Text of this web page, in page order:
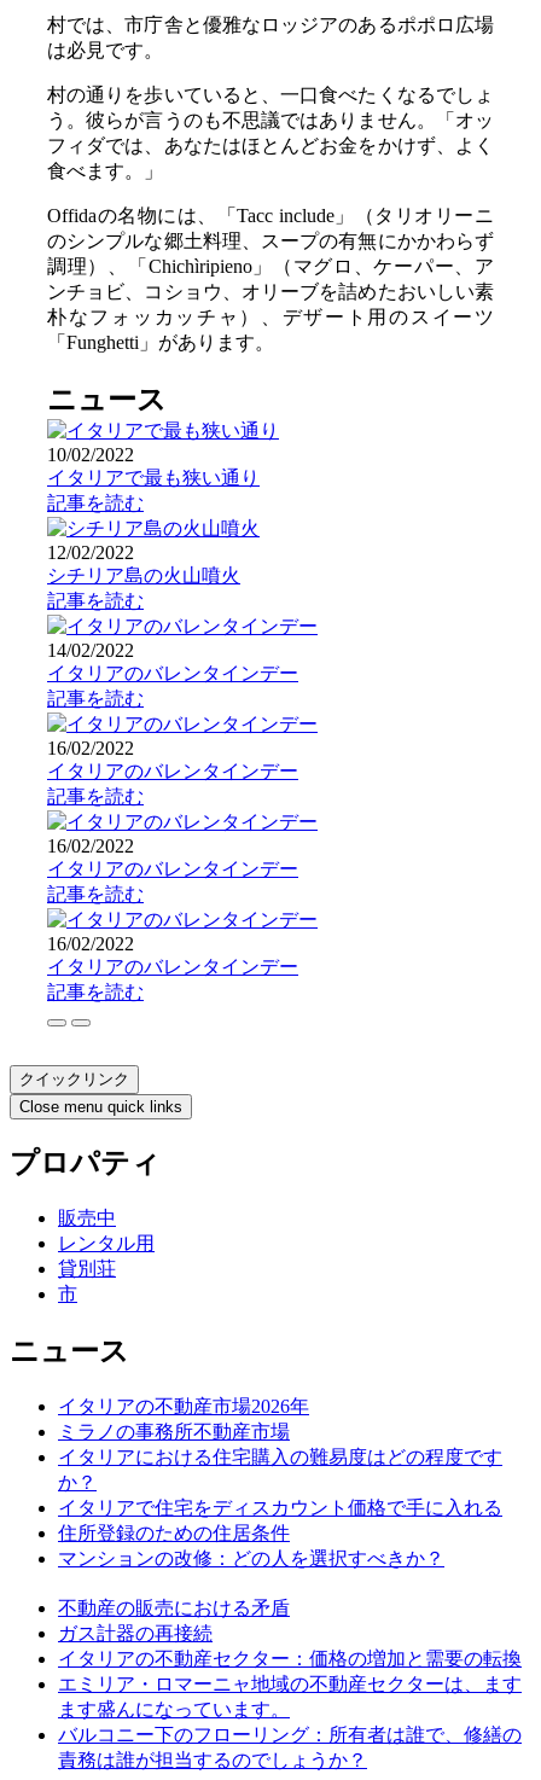
村では、市庁舎と優雅なロッジアのあるポポロ広場
は必見です。
村の通りを歩いていると、一口食べたくなるでしょ
う。彼らが言うのも不思議ではありません。「オッ
フィダでは、あなたはほとんどお金をかけず、よく
食べます。」
Offidaの名物には、「Tacc include」（タリオリーニ
のシンプルな郷土料理、スープの有無にかかわらず
調理）、「Chichìripieno」（マグロ、ケーパー、ア
ンチョビ、コショウ、オリーブを詰めたおいしい素
朴なフォッカッチャ）、デザート用のスイーツ
「Funghetti」があります。
ニュース
10/02/2022
イタリアで最も狭い通り
記事を読む
12/02/2022
シチリア島の火山噴火
記事を読む
14/02/2022
イタリアのバレンタインデー
記事を読む
16/02/2022
イタリアのバレンタインデー
記事を読む
16/02/2022
イタリアのバレンタインデー
記事を読む
16/02/2022
イタリアのバレンタインデー
記事を読む
クイックリンク
Close menu quick links
プロパティ
販売中
レンタル用
貸別荘
市
ニュース
イタリアの不動産市場2026年
ミラノの事務所不動産市場
イタリアにおける住宅購入の難易度はどの程度です
か？
イタリアで住宅をディスカウント価格で手に入れる
住所登録のための住居条件
マンションの改修：どの人を選択すべきか？
不動産の販売における矛盾
ガス計器の再接続
イタリアの不動産セクター：価格の増加と需要の転換
エミリア・ロマーニャ地域の不動産セクターは、ます
ます盛んになっています。
バルコニー下のフローリング：所有者は誰で、修繕の
責務は誰が担当するのでしょうか？